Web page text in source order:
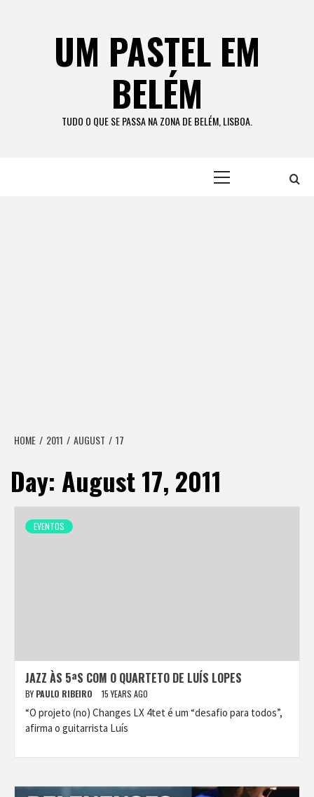
UM PASTEL EM
BELÉM
TUDO O QUE SE PASSA NA ZONA DE BELÉM, LISBOA.
HOME 2011 AUGUST 17
Day: August 17, 2011
EVENTOS
JAZZ ÀS 5ªS COM O QUARTETO DE LUÍS LOPES
BY PAULO RIBEIRO 15 YEARS AGO
“O projeto (no) Changes LX 4tet é um “desafio para todos”,
afirma o guitarrista Luís